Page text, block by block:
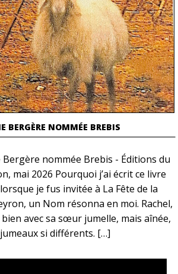
BERGÈRE NOMMÉE BREBIS
Bergère nommée Brebis - Éditions du
mai 2026 Pourquoi j’ai écrit ce livre
je fus invitée à La Fête de la
un Nom résonna en moi. Rachel,
avec sa sœur jumelle, mais aînée,
si différents. […]